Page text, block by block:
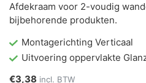
Afdekraam voor 2-voudig
bijbehorende produkten.
Montagerichting Verticaal
Uitvoering oppervlakte
€3,38 incl. BTW